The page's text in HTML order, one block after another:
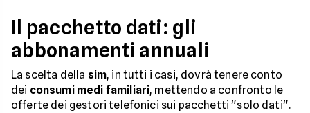
Il pacchetto dati: gli
abbonamenti annuali
La scelta della sim, in tutti i casi, dovrà tenere conto
dei consumi medi familiari, mettendo a confronto le
offerte dei gestori telefonici sui pacchetti "solo dati".